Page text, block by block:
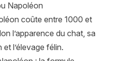
Napoléon
coûte entre 1000 et
l’apparence du chat, sa
et l’élevage félin.